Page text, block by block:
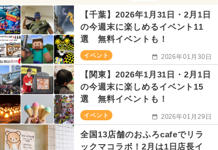
【千葉】2026年1月31日・2月1日
の今週末に楽しめるイベント11
選 無料イベントも！
イベント 2026年01月30日
【関東】2026年1月31日・2月1日
の今週末に楽しめるイベント15
選 無料イベントも！
イベント 2026年01月29日
全国13店舗のおふろcafeでリラ
ックマコラボ！2月は1日店長イ